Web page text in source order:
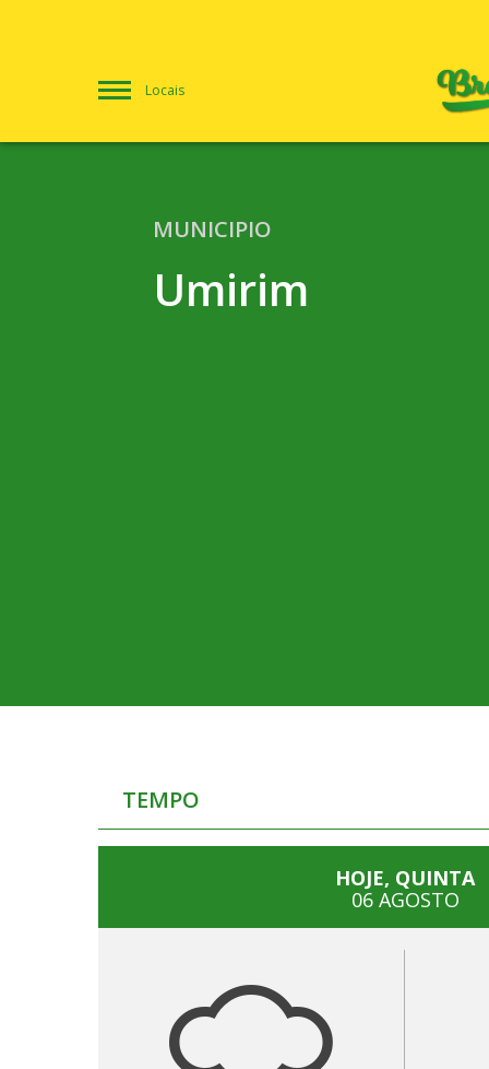
Locais
MUNICIPIO
Umirim
TEMPO
HOJE, QUINTA
06 AGOSTO